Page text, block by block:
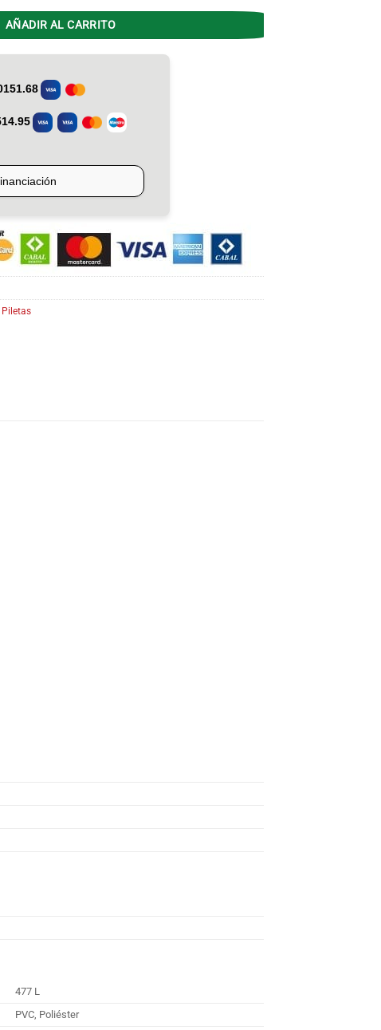
AÑADIR AL CARRITO
Piletas
477 L
PVC, Poliéster